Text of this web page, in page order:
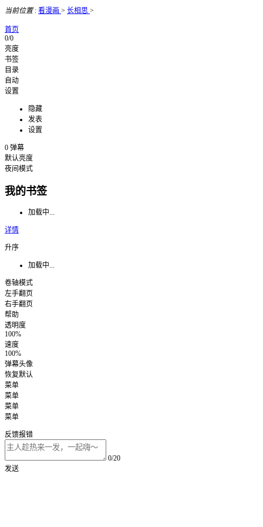
当前位置: 看漫画 > 长相思 >
首页
0/0
亮度
书签
目录
自动
设置
隐藏
发表
设置
0 弹幕
默认亮度
夜间模式
我的书签
加载中...
详情
升序
加载中...
卷轴模式
左手翻页
右手翻页
帮助
透明度
100%
速度
100%
弹幕头像
恢复默认
菜单
菜单
菜单
菜单
反馈报错
0/20
发送